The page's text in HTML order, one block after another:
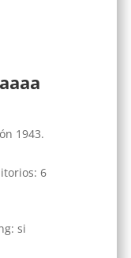
1943.
: 6
: si